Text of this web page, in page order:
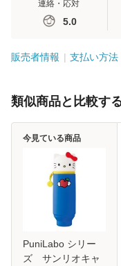
連絡・応対
5.0
販売者情報 支払い方法
類似商品と比較す
PuniLabo シリー
ズ サンリオキャ
今見ている商品